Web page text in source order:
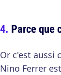
Parce que
Or c'est aussi
Nino Ferrer